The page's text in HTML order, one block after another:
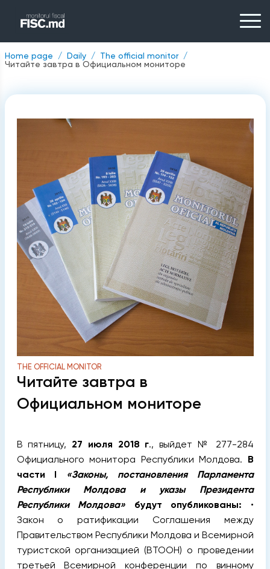
Home page Daily
The official monitor
Читайте завтра в Официальном мониторе
THE OFFICIAL MONITOR
Читайте завтра в
Официальном мониторе
В пятницу, 27 июля 2018 г., выйдет № 277-284
Официального монитора Республики Молдова. В
части I
«Законы, постановления Парламента
Республики Молдова и указы Президента
Республики Молдова» будут опубликованы: •
Закон о ратификации Соглашения между
Правительством Республики Молдова и Всемирной
туристской организацией (ВТООН) о проведении
третьей Всемирной конференции по винному